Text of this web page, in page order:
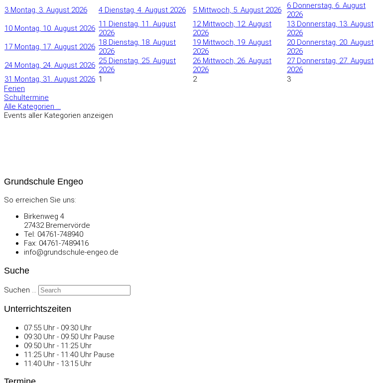
3 Montag, 3. August 2026 4 Dienstag, 4. August 2026 5 Mittwoch, 5. August 2026 6 Donnerstag, 6. August
2026
10 Montag, 10. August 2026 11 Dienstag, 11. August
2026
12 Mittwoch, 12. August
2026
13 Donnerstag, 13. August
2026
17 Montag, 17. August 2026 18 Dienstag, 18. August
2026
19 Mittwoch, 19. August
2026
20 Donnerstag, 20. August
2026
24 Montag, 24. August 2026 25 Dienstag, 25. August
2026
26 Mittwoch, 26. August
2026
27 Donnerstag, 27. August
2026
31 Montag, 31. August 2026 1 2 3
Ferien
Schultermine
Alle Kategorien ...
Events aller Kategorien anzeigen
Grundschule Engeo
So erreichen Sie uns:
Birkenweg 4
27432 Bremervörde
Tel: 04761-748940
Fax: 04761-7489416
info@grundschule-engeo.de
Suche
Suchen ...
Unterrichtszeiten
07:55 Uhr - 09:30 Uhr
09:30 Uhr - 09:50 Uhr Pause
09:50 Uhr - 11:25 Uhr
11:25 Uhr - 11:40 Uhr Pause
11:40 Uhr - 13:15 Uhr